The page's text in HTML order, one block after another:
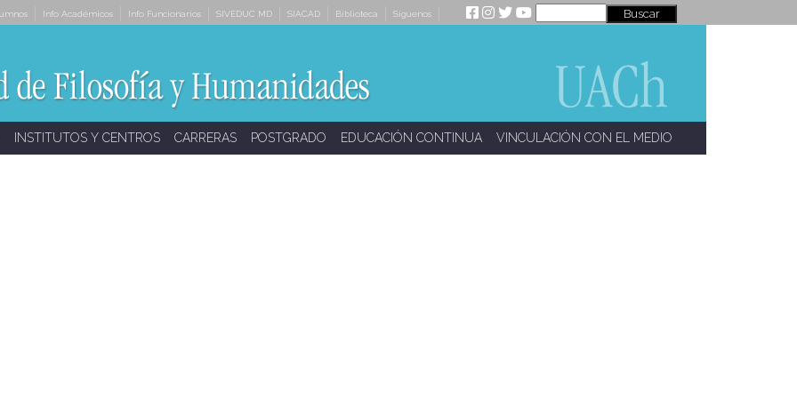
Info Académicos Info Funcionarios SIVEDUC MD SIACAD Biblioteca Síguenos
INSTITUTOS Y CENTROS CARRERAS POSTGRADO EDUCACIÓN CONTINUA VINCULACIÓN CON EL MEDIO